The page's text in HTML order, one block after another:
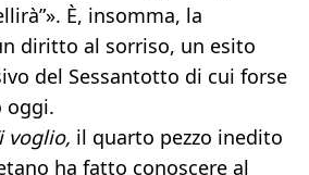
È, insomma, la
diritto al sorriso, un esito
del Sessantotto di cui forse
oggi.
voglio, il quarto pezzo inedito
ha fatto conoscere al